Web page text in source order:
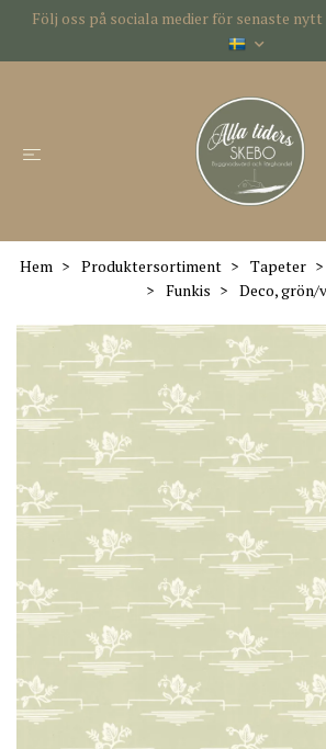
Följ oss på sociala medier för senaste
Hem Produktersortiment Tapeter
Funkis
Deco, grön/